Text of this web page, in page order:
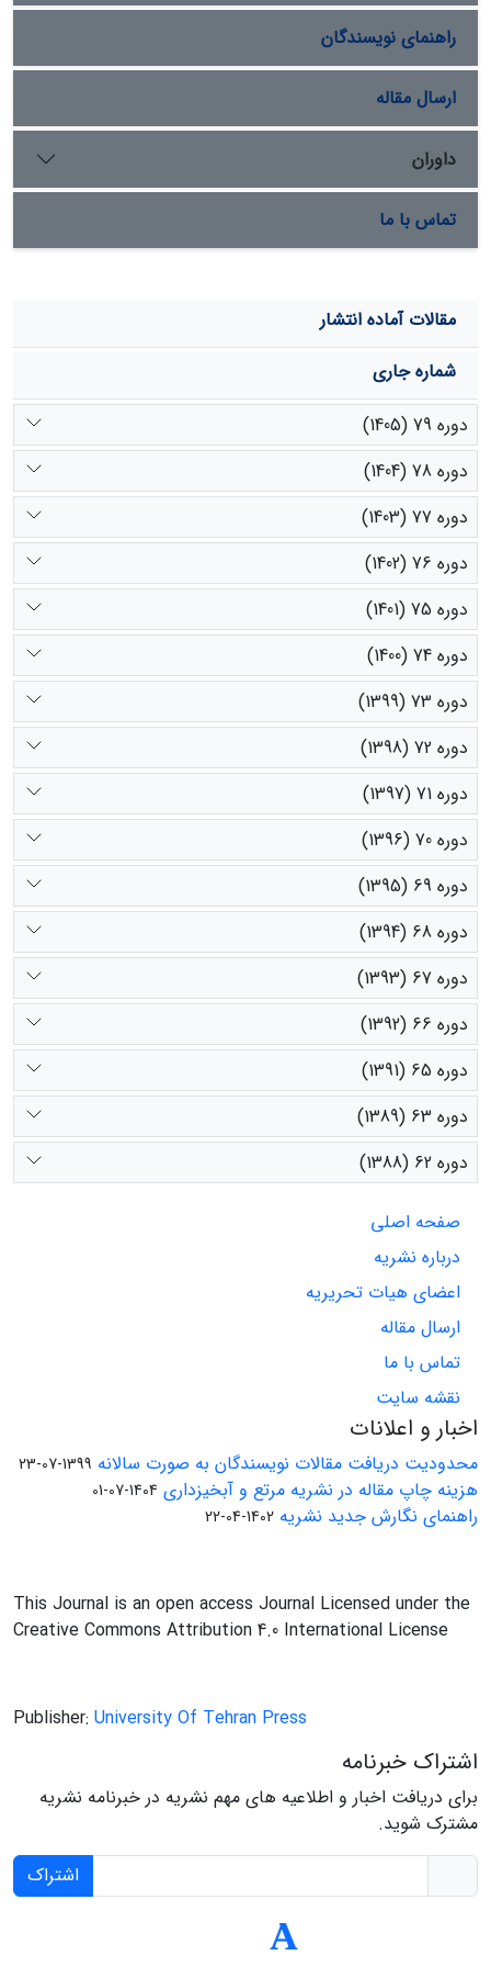
راهنمای نویسندگان
ارسال مقاله
داوران
تماس با ما
مقالات آماده انتشار
شماره جاری
دوره 79 (1405)
دوره 78 (1404)
دوره 77 (1403)
دوره 76 (1402)
دوره 75 (1401)
دوره 74 (1400)
دوره 73 (1399)
دوره 72 (1398)
دوره 71 (1397)
دوره 70 (1396)
دوره 69 (1395)
دوره 68 (1394)
دوره 67 (1393)
دوره 66 (1392)
دوره 65 (1391)
دوره 63 (1389)
دوره 62 (1388)
صفحه اصلی
درباره نشریه
اعضای هیات تحریریه
ارسال مقاله
تماس با ما
نقشه سایت
اخبار و اعلانات
محدودیت دریافت مقالات نویسندگان به صورت سالانه 1399-07-23
هزینه چاپ مقاله در نشریه مرتع و آبخیزداری 1404-07-01
راهنمای نگارش جدید نشریه 1402-04-22
This Journal is an open access Journal Licensed under the
Creative Commons Attribution 4.0 International License
Publisher: University Of Tehran Press
اشتراک خبرنامه
برای دریافت اخبار و اطلاعیه های مهم نشریه در خبرنامه نشریه
مشترک شوید.
اشتراک